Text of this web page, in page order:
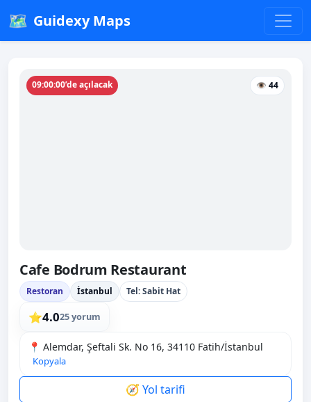
🗺️ Guidexy Maps
09:00:00’de açılacak 👁 44
Cafe Bodrum Restaurant
Restoran İstanbul Tel: Sabit Hat
⭐4.025 yorum
📍 Alemdar, Şeftali Sk. No 16, 34110 Fatih/İstanbul
Kopyala
🧭 Yol tarifi